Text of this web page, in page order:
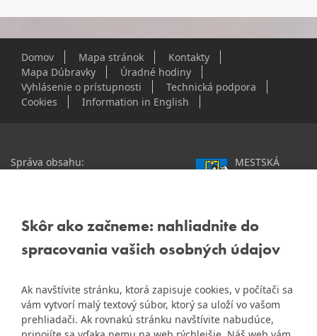
Skôr ako začneme: nahliadnite do
spracovania vašich osobných údajov
Ak navštívite stránku, ktorá zapisuje cookies, v počítači sa
vám vytvorí malý textový súbor, ktorý sa uloží vo vašom
prehliadači. Ak rovnakú stránku navštívite nabudúce,
Domov Mapa stránok
Kontakty
Mapa Dúbravky
Úradné hodiny
Vyhlásenie o prístupnosti
Technická podpora
Cookies
Information in English
Správa obsahu:
Staršie informácie a dokumenty
starej stránke Dúbravky
Naša mestská časť získala 3.
MESTSKÁ
Žatevná 2, 844 02
IČO: 00603406
DIČ: 2020919120
IČ DPH: Nie sme platca
DPH